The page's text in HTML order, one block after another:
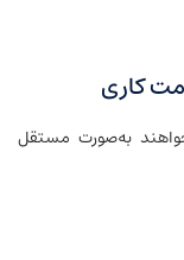
کاری
به‌صورت مستقل